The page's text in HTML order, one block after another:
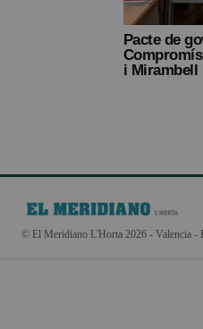
Pacte de
i Mirambell
© El Meridiano L'Horta 2026 - Valencia -